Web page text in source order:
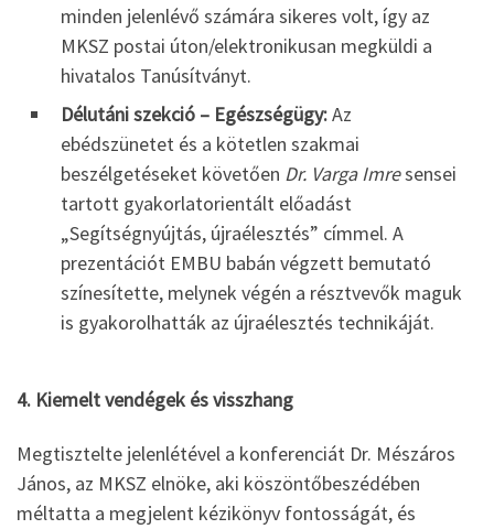
minden jelenlévő számára sikeres volt, így az
MKSZ postai úton/elektronikusan megküldi a
hivatalos Tanúsítványt.
Délutáni szekció – Egészségügy:Az
ebédszünetet és a kötetlen szakmai
beszélgetéseket követően Dr. Varga Imresensei
tartott gyakorlatorientált előadást
„Segítségnyújtás, újraélesztés” címmel. A
prezentációt EMBU babán végzett bemutató
színesítette, melynek végén a résztvevők maguk
is gyakorolhatták az újraélesztés technikáját.
4. Kiemelt vendégek és visszhang
Megtisztelte jelenlétével a konferenciát Dr. Mészáros
János, az MKSZ elnöke, aki köszöntőbeszédében
méltatta a megjelent kézikönyv fontosságát, és